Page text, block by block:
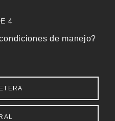
4
de manejo?